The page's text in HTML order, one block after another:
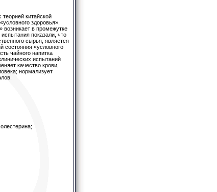
китайской
здоровья».
возникает в промежутке
показали, что
сырья, является
состояния «условного
чайного напитка
испытаний
качество крови,
нормализует